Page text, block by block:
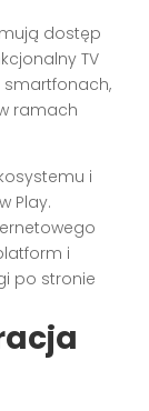
dostęp
TV
smartfonach,
ramach
i
Play.
i
po stronie